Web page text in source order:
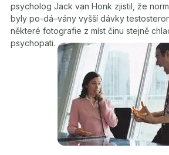
psycholog Jack van Honk zjistil, že
byly po-dá–vány vyšší dávky
některé fotografie z míst činu stejně
psychopati.